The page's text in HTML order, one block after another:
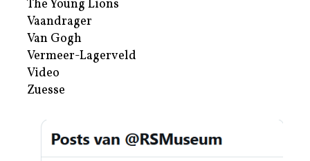
The Young Lions
Vaandrager
Van Gogh
Vermeer-Lagerveld
Video
Zuesse